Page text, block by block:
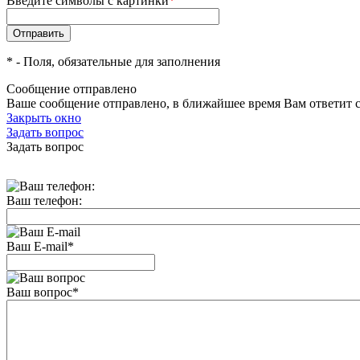
* - Поля, обязательные для заполнения
Сообщение отправлено
Ваше сообщение отправлено, в ближайшее время Вам ответит
Закрыть окно
Задать вопрос
Задать вопрос
Ваш телефон:
Ваш E-mail*
Ваш вопрос*